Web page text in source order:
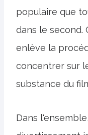
populaire que
dans le second.
enlève la
concentrer sur
substance du
Dans